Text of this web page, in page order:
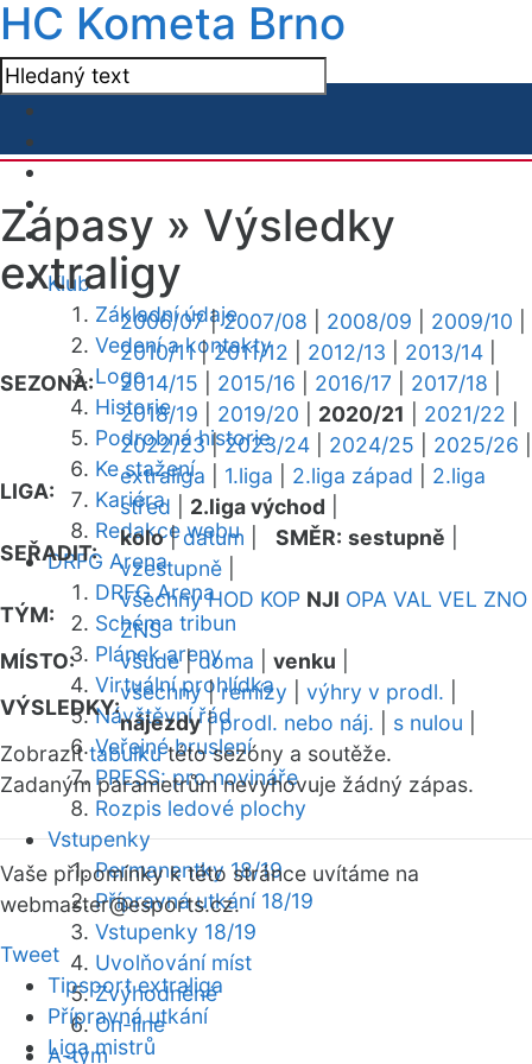
HC Kometa Brno
Klub
Základní údaje
Vedení a kontakty
Logo
Historie
Podrobná historie
Ke stažení
Kariéra
Redakce webu
DRFG Arena
DRFG Arena
Schéma tribun
Plánek areny
Virtuální prohlídka
Návštěvní řád
Veřejné bruslení
PRESS: pro novináře
Rozpis ledové plochy
Vstupenky
Permanentky 18/19
Přípravná utkání 18/19
Vstupenky 18/19
Uvolňování míst
Zvýhodněné
On-line
A-tým
Zápasy » Výsledky
extraligy
SEZONA:
2006/07|2007/08 2008/09 2009/10
2010/11|2011/12 2012/13 2013/14
2014/15
2015/16 2016/17 2017/18
2018/19
2019/20 2020/21 2021/22
2022/23|2023/24 2024/25 2025/26
LIGA:
extraliga 1.liga 2.liga západ
2.liga
střed
2.liga východ
SEŘADIT:
kolo|datum SMĚR: sestupně
vzestupně
TÝM:
všechny HOD KOP NJI OPA VAL VEL ZNO
ZNS
MÍSTO:
všude|doma venku
VÝSLEDKY:
všechny|remízy výhry v prodl.
nájezdy|prodl. nebo náj. s nulou
Zobrazittabulkutéto sezóny a soutěže.
Zadaným parametrům nevyhovuje žádný zápas.
Vaše připomínky k této stránce uvítáme na
webmaster@esports.cz.
Tweet
Tipsport extraliga
Přípravná utkání
Liga mistrů